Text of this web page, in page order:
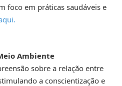
foco em práticas saudáveis e
Ambiente
sobre a relação entre
a conscientização e